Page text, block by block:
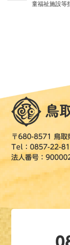
童福祉施設等
〒680-8571 鳥取
Tel：0857-22-
法人番号：